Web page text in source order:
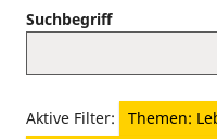
Suchbegriff
Aktive Filter: Themen: